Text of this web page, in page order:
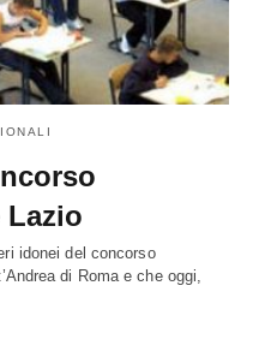
idonei del concorso
di Roma e che oggi,